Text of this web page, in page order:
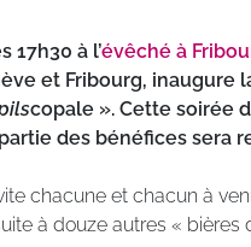
17h30 à l’évêché à
et Fribourg, inaugure
copale ». Cette soirée
des bénéfices sera
chacune et chacun à
à douze autres « bières